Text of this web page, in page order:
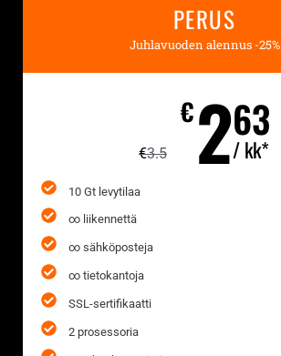
PERUS
Juhlavuoden alennus -25%
€3.5
€263
/ kk*
10 Gt levytilaa
∞ liikennettä
∞ sähköposteja
∞ tietokantoja
SSL-sertifikaatti
2 prosessoria